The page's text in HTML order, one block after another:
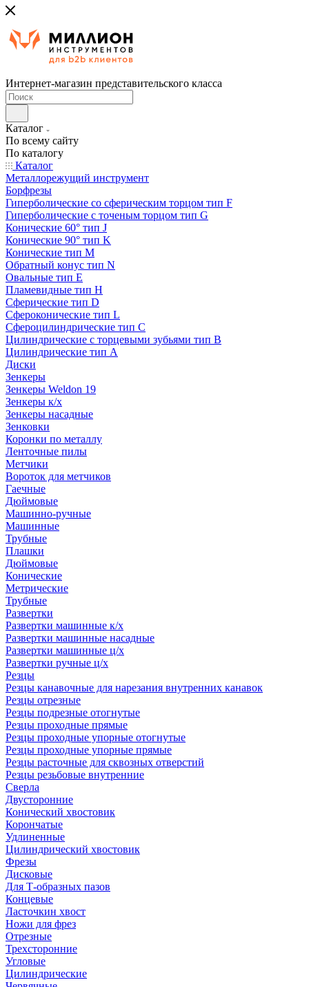
Интернет-магазин представительского класса
Каталог
По всему сайту
По каталогу
Каталог
Металлорежущий инструмент
Борфрезы
Гиперболические cо сферическим торцом тип F
Гиперболические с точеным торцом тип G
Конические 60° тип J
Конические 90° тип K
Конические тип M
Обратный конус тип N
Овальные тип E
Пламевидные тип H
Сферические тип D
Сфероконические тип L
Сфероцилиндрические тип C
Цилиндрические с торцевыми зубьями тип B
Цилиндрические тип А
Диски
Зенкеры
Зенкеры Weldon 19
Зенкеры к/х
Зенкеры насадные
Зенковки
Коронки по металлу
Ленточные пилы
Метчики
Вороток для метчиков
Гаечные
Дюймовые
Машинно-ручные
Машинные
Трубные
Плашки
Дюймовые
Конические
Метрические
Трубные
Развертки
Развертки машинные к/х
Развертки машинные насадные
Развертки машинные ц/х
Развертки ручные ц/х
Резцы
Резцы канавочные для нарезания внутренних канавок
Резцы отрезные
Резцы подрезные отогнутые
Резцы проходные прямые
Резцы проходные упорные отогнутые
Резцы проходные упорные прямые
Резцы расточные для сквозных отверстий
Резцы резьбовые внутренние
Сверла
Двусторонние
Конический хвостовик
Корончатые
Удлиненные
Цилиндрический хвостовик
Фрезы
Дисковые
Для Т-образных пазов
Концевые
Ласточкин хвост
Ножи для фрез
Отрезные
Трехсторонние
Угловые
Цилиндрические